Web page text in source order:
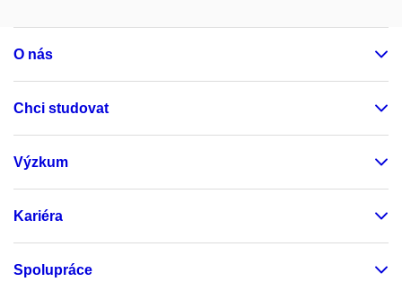
O nás
Chci studovat
Výzkum
Kariéra
Spolupráce